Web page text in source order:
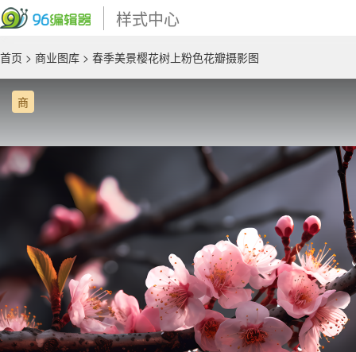
样式中心
首页 > 商业图库 > 春季美景樱花树上粉色花瓣摄影图
商